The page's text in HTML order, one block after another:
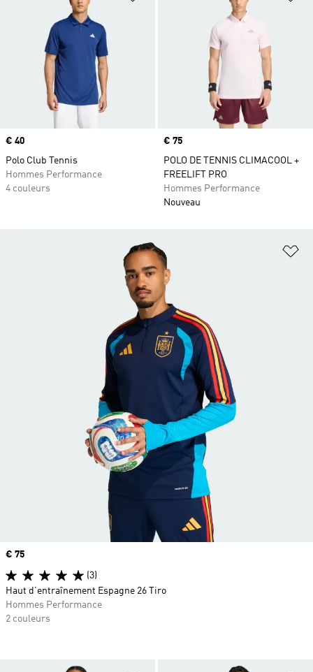
Prix
€ 40
Polo Club Tennis
Hommes Performance
4 couleurs
Prix
€ 75
POLO DE TENNIS CLIMACOOL +
FREELIFT PRO
Hommes Performance
Nouveau
Prix
€ 75
(3)
Haut d’entraînement Espagne 26 Tiro
Hommes Performance
2 couleurs